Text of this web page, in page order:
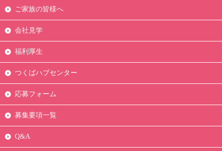
ご家族の皆様へ
会社見学
福利厚生
つくばハブセンター
応募フォーム
募集要項一覧
Q&A